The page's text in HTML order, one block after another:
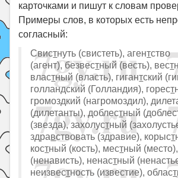
карточками и пишут к словам
Примеры слов, в которых есть
согласный:
Свистнуть (свистеть), агентство
(агент), безвестный (весть), вест
властный (власть), гигантский
голландский (Голландия), горест
громоздкий (нагромоздил),
(дилетанты), доблестный
(звезда), захолустный
здравствовать (здравие), корыст
костный (кость), местный
(ненависть), ненастный
неизвестность (известие), област